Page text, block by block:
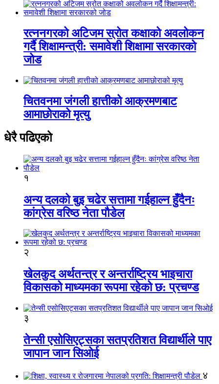
रत्ननगरको अटिजम स्रोत कक्षाको अवलोकन
गर्दै शिक्षामन्त्री: समावेशी शिक्षामा सरकारको
जोड
चितवनमा जंगली हात्तीको आक्रमणबाट
आमाछोराको मृत्यु
धेरै पढिएको
१
अन्य दलको बुइ चढेर सत्तामा गईहाल्न हुँदैनः
कांग्रेस वरिष्ठ नेता पौडेल
२
खेलकुद अर्थतन्त्र र अन्तर्राष्ट्रिय भाइचारा
विकासको माध्यमका रूपमा रहेको छ: प्रचण्ड
३
तेन्सी एसोसिएट्सका सतप्रतिशत विद्यार्थीले पाए
जापान जान सिओई
४